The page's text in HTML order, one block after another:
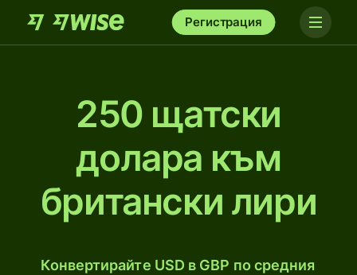
Регистрация
250 щатски
долара към
британски лири
Конвертирайте USD в GBP по средния